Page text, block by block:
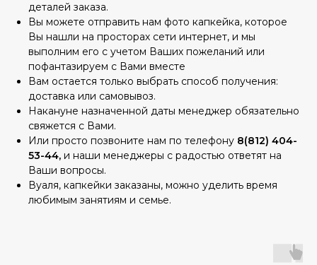
деталей заказа.
Вы можете отправить нам фото капкейка, которое
Вы нашли на просторах сети интернет, и мы
выполним его с учетом Ваших пожеланий или
пофантазируем с Вами вместе
Вам остается только выбрать способ получения:
доставка или самовывоз.
Накануне назначенной даты менеджер обязательно
свяжется с Вами.
Или просто позвоните нам по телефону 8(812) 404-
53-44, и наши менеджеры с радостью ответят на
Ваши вопросы.
Вуаля, капкейки заказаны, можно уделить время
любимым занятиям и семье.